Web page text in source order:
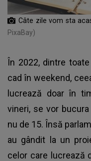
Câte zile vom sta
PixaBay)
În 2022, dintre
cad în weekend,
lucrează doar în
vineri, se vor
nu de 15. Însă
au gândit la un
celor care lucrează